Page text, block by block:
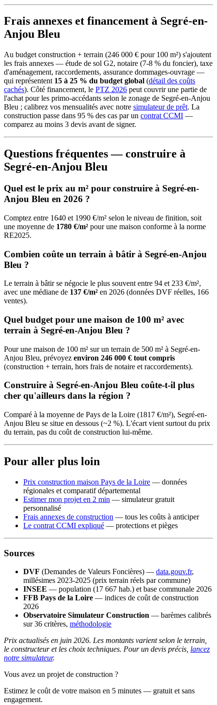
Frais annexes et financement à Segré-en-
Anjou Bleu
Au budget construction + terrain (246 000 € pour 100 m²) s'ajoutent
les frais annexes — étude de sol G2, notaire (7-8 % du foncier), taxe
d'aménagement, raccordements, assurance dommages-ouvrage —
qui représentent 15 à 25 % du budget global (détail des coûts
cachés). Côté financement, le PTZ 2026 peut couvrir une partie de
l'achat pour les primo-accédants selon le zonage de Segré-en-Anjou
Bleu ; calibrez vos mensualités avec notre simulateur de prêt. La
construction passe dans 95 % des cas par un contrat CCMI —
comparez au moins 3 devis avant de signer.
Questions fréquentes — construire à
Segré-en-Anjou Bleu
Quel est le prix au m² pour construire à Segré-en-
Anjou Bleu en 2026 ?
Comptez entre 1640 et 1990 €/m² selon le niveau de finition, soit
une moyenne de 1780 €/m² pour une maison conforme à la norme
RE2025.
Combien coûte un terrain à bâtir à Segré-en-Anjou
Bleu ?
Le terrain à bâtir se négocie le plus souvent entre 94 et 233 €/m²,
avec une médiane de 137 €/m² en 2026 (données DVF réelles, 166
ventes).
Quel budget pour une maison de 100 m² avec
terrain à Segré-en-Anjou Bleu ?
Pour une maison de 100 m² sur un terrain de 500 m² à Segré-en-
Anjou Bleu, prévoyez environ 246 000 € tout compris
(construction + terrain, hors frais de notaire et raccordements).
Construire à Segré-en-Anjou Bleu coûte-t-il plus
cher qu'ailleurs dans la région ?
Comparé à la moyenne de Pays de la Loire (1817 €/m²), Segré-en-
Anjou Bleu se situe en dessous (~2 %). L'écart vient surtout du prix
du terrain, pas du coût de construction lui-même.
Pour aller plus loin
Prix construction maison Pays de la Loire — données
régionales et comparatif départemental
Estimer mon projet en 2 min — simulateur gratuit
personnalisé
Frais annexes de construction — tous les coûts à anticiper
Le contrat CCMI expliqué — protections et pièges
Sources
DVF (Demandes de Valeurs Foncières) — data.gouv.fr,
millésimes 2023-2025 (prix terrain réels par commune)
INSEE — population (17 667 hab.) et base communale 2026
FFB Pays de la Loire — indices de coût de construction
2026
Observatoire Simulateur Construction — barèmes calibrés
sur 36 critères, méthodologie
Prix actualisés en juin 2026. Les montants varient selon le terrain,
le constructeur et les choix techniques. Pour un devis précis, lancez
notre simulateur.
Vous avez un projet de construction ?
Estimez le coût de votre maison en 5 minutes — gratuit et sans
engagement.